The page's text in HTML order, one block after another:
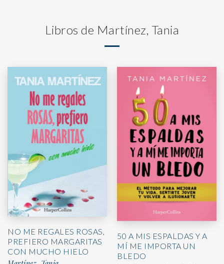
Libros de Martínez, Tania
NO ME REGALES ROSAS,
PREFIERO MARGARITAS
CON MUCHO HIELO
50 A MIS ESPALDAS Y A
MÍ ME IMPORTA UN
BLEDO